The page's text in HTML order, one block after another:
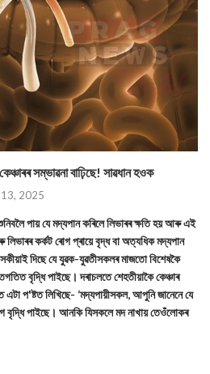
সম্ভাৱনা বাঢ়িছে! সাৱধান হওক
2025
পায় যে মদ্যপান কৰিলে লিভাৰৰ ক্ষতি হয় আৰু এই
কৰ্কট ৰোগ প্ৰায়ে বৃদ্ধ বা অত্যধিক মদ্যপান
দিছে যে যুৱক-যুৱতীসকলৰ মাজতো বিশেষকৈ
বৃদ্ধি পাইছে। দৰাচলতে শেহতীয়াকৈ কেঞ্চাৰ
এটা প'ষ্টত লিখিছে- ‘মদ্যপায়ীসকল, আপুনি জানেনে যে
পাইছে। আনকি যিসকলে মদ নাখায় তেওঁলোকৰ